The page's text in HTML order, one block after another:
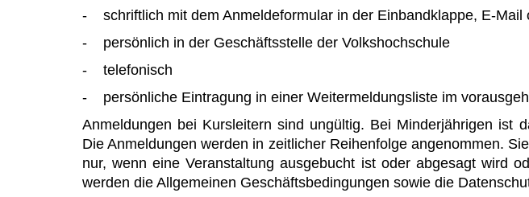
- schriftlich mit dem Anmeldeformular in der Einbandklappe, E-Mail
- persönlich in der Geschäftsstelle der Volkshochschule
- telefonisch
- persönliche Eintragung in einer Weitermeldungsliste im
Anmeldungen bei Kursleitern sind ungültig. Bei Minderjährigen ist
Die Anmeldungen werden in zeitlicher Reihenfolge angenommen.
nur, wenn eine Veranstaltung ausgebucht ist oder abgesagt wird
werden die Allgemeinen Geschäftsbedingungen sowie die